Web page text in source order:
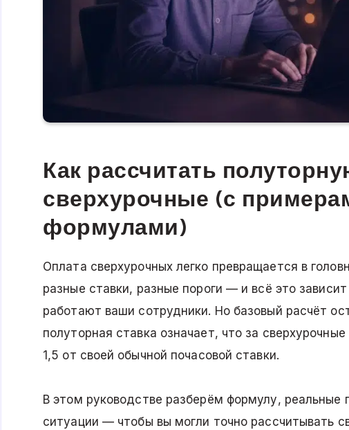
Как рассчитать
сверхурочные (с
формулами)
Оплата сверхурочных легко превращается в
разные ставки, разные пороги — и всё это
работают ваши сотрудники. Но базовый расчёт
полуторная ставка означает, что за
1,5 от своей обычной почасовой ставки.
В этом руководстве разберём формулу, реальные
ситуации — чтобы вы могли точно рассчитывать